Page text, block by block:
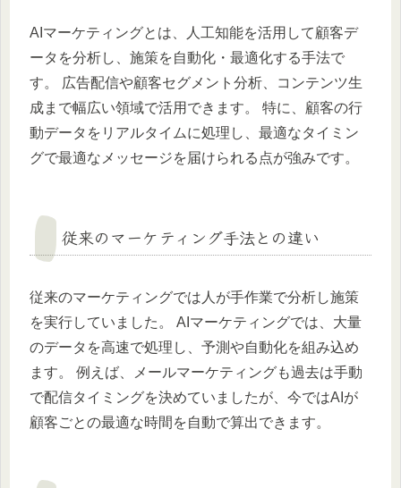
AIマーケティングとは、人工知能を活用して顧客デ
ータを分析し、施策を自動化・最適化する手法で
す。 広告配信や顧客セグメント分析、コンテンツ生
成まで幅広い領域で活用できます。 特に、顧客の行
動データをリアルタイムに処理し、最適なタイミン
グで最適なメッセージを届けられる点が強みです。
従来のマーケティング手法との違い
従来のマーケティングでは人が手作業で分析し施策
を実行していました。 AIマーケティングでは、大量
のデータを高速で処理し、予測や自動化を組み込め
ます。 例えば、メールマーケティングも過去は手動
で配信タイミングを決めていましたが、今ではAIが
顧客ごとの最適な時間を自動で算出できます。